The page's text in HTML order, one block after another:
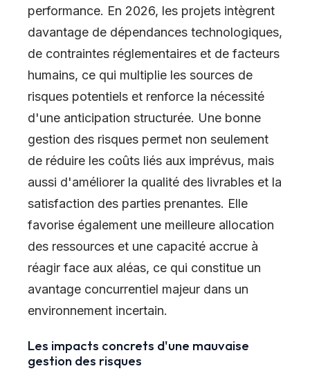
performance. En 2026, les projets intègrent
davantage de dépendances technologiques,
de contraintes réglementaires et de facteurs
humains, ce qui multiplie les sources de
risques potentiels et renforce la nécessité
d'une anticipation structurée. Une bonne
gestion des risques permet non seulement
de réduire les coûts liés aux imprévus, mais
aussi d'améliorer la qualité des livrables et la
satisfaction des parties prenantes. Elle
favorise également une meilleure allocation
des ressources et une capacité accrue à
réagir face aux aléas, ce qui constitue un
avantage concurrentiel majeur dans un
environnement incertain.
Les impacts concrets d'une mauvaise
gestion des risques